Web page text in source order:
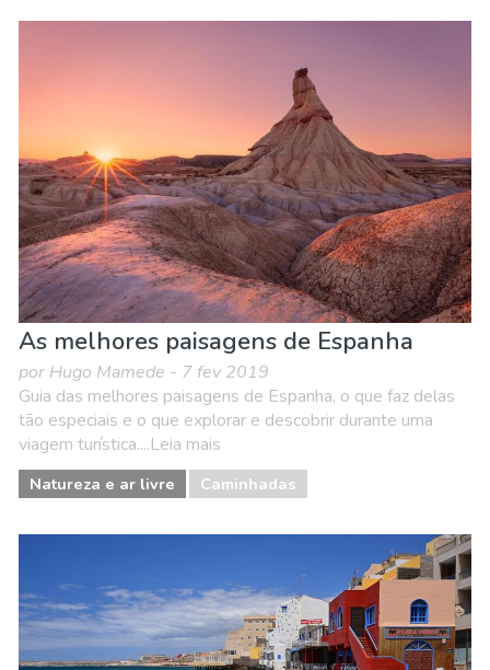
As melhores paisagens de Espanha
por Hugo Mamede - 7 fev 2019
Guia das melhores paisagens de Espanha, o que faz delas
tão especiais e o que explorar e descobrir durante uma
viagem turística....Leia mais
Natureza e ar livre Caminhadas